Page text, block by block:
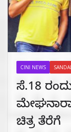
CINI NEWS
ಸೆ.18
ಚಿತ್ರ